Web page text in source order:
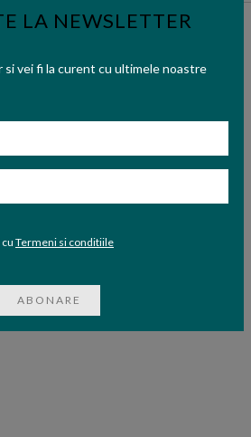
LA NEWSLETTER
vei fi la curent cu ultimele noastre
Termeni si conditiile
ABONARE